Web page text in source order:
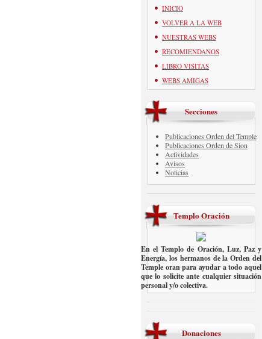
INICIO
VOLVER A LA WEB
NUESTRAS WEBS
RECOMIENDANOS
LIBRO VISITAS
WEBS AMIGAS
Secciones
Publicaciones Orden del Temple
Publicaciones Orden de Sion
Actividades
Avisos
Noticias
Templo Oración
En el Templo de Oración, Luz, Paz y
Energía, los hermanos de la Orden del
Temple oran para ayudar a todo aquel
que lo solicite ante cualquier situación
personal y/o colectiva.
Donaciones